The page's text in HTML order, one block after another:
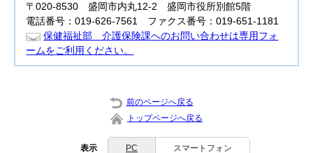
〒020-8530 盛岡市内丸12-2 盛岡市役所別館5階
電話番号：019-626-7561 ファクス番号：019-651-1181
保健福祉部 介護保険課へのお問い合わせは専用フォ
ームをご利用ください。
前のページへ戻る
トップページへ戻る
表示 PC スマートフォン